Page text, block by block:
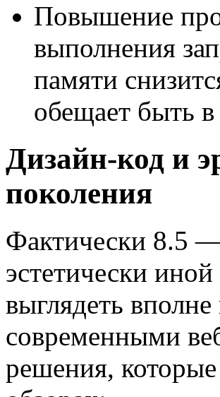
Повышение
выполнения
памяти
обещает быть
Дизайн-код и
поколения
Фактически 8.5 —
эстетически
выглядеть
современными
решения,